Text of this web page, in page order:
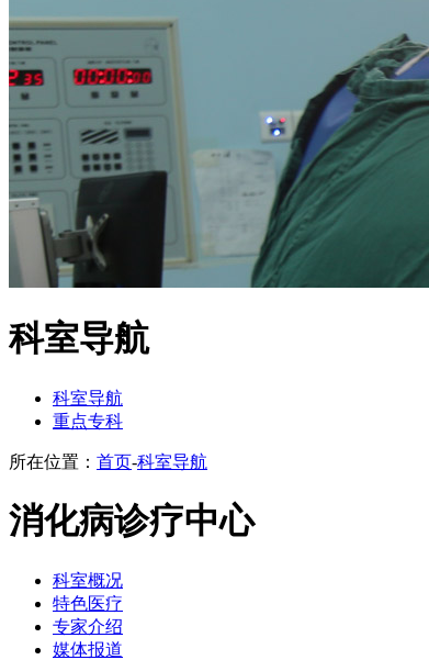
科室导航
科室导航
重点专科
所在位置： 首页-科室导航
消化病诊疗中心
科室概况
特色医疗
专家介绍
媒体报道